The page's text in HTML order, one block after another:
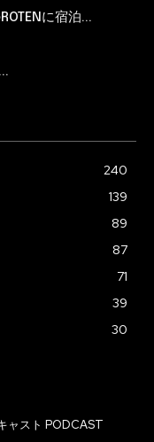
に宿泊...
240
139
89
87
71
39
30
ャスト PODCAST